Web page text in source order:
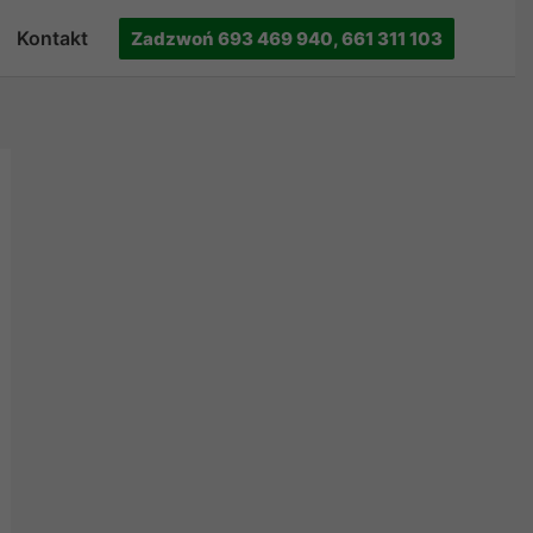
Kontakt Zadzwoń 693 469 940, 661 311 103